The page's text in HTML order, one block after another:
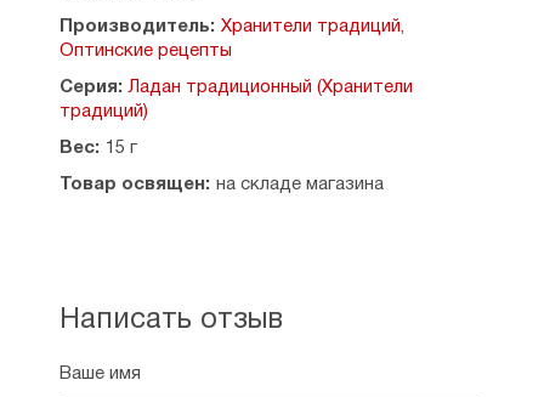
Производитель: Хранители традиций,
Оптинские рецепты
Серия: Ладан традиционный (Хранители
традиций)
Вес: 15 г
Товар освящен: на складе магазина
Написать отзыв
Ваше имя